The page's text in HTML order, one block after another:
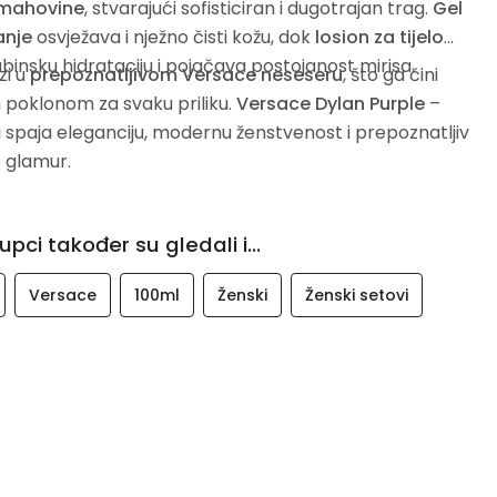
, stvarajući sofisticiran i dugotrajan trag. Gel
osvježava i nježno čisti kožu, dok losion za tijelo
hidrataciju i pojačava postojanost mirisa.
uprepoznatljivom Versace neseseru, što ga čini
za svaku priliku. Versace Dylan Purple–
spaja eleganciju, modernu ženstvenost i prepoznatljiv
također su gledali i...
Versace 100ml Ženski Ženski setovi